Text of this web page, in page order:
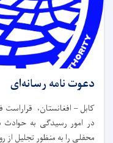
دعوت نامه رسانه‌ای
در امور رسیدگی به حوادث
محفلی را به منظور تجلیل از